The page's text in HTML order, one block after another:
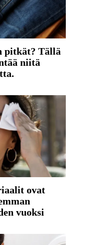
pitkät? Tällä
niitä
ovat
vuoksi